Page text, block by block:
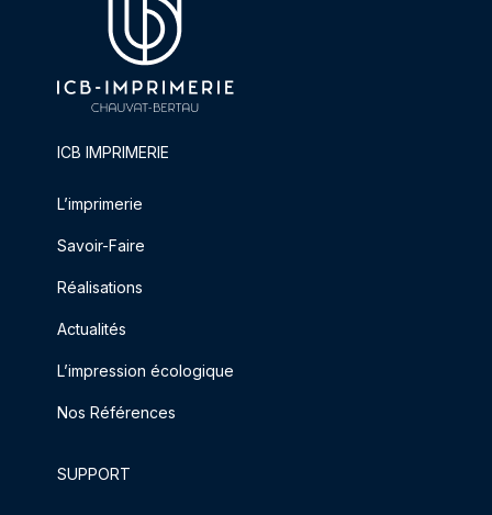
ICB IMPRIMERIE
L’imprimerie
Savoir-Faire
Réalisations
Actualités
L’impression écologique
Nos Références
SUPPORT